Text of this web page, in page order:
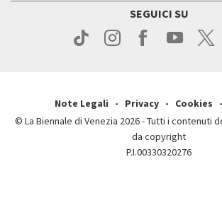
SEGUICI SU
Note Legali Privacy Cookies
© La Biennale di Venezia 2026 - Tutti i contenuti
da copyright
P.I.00330320276